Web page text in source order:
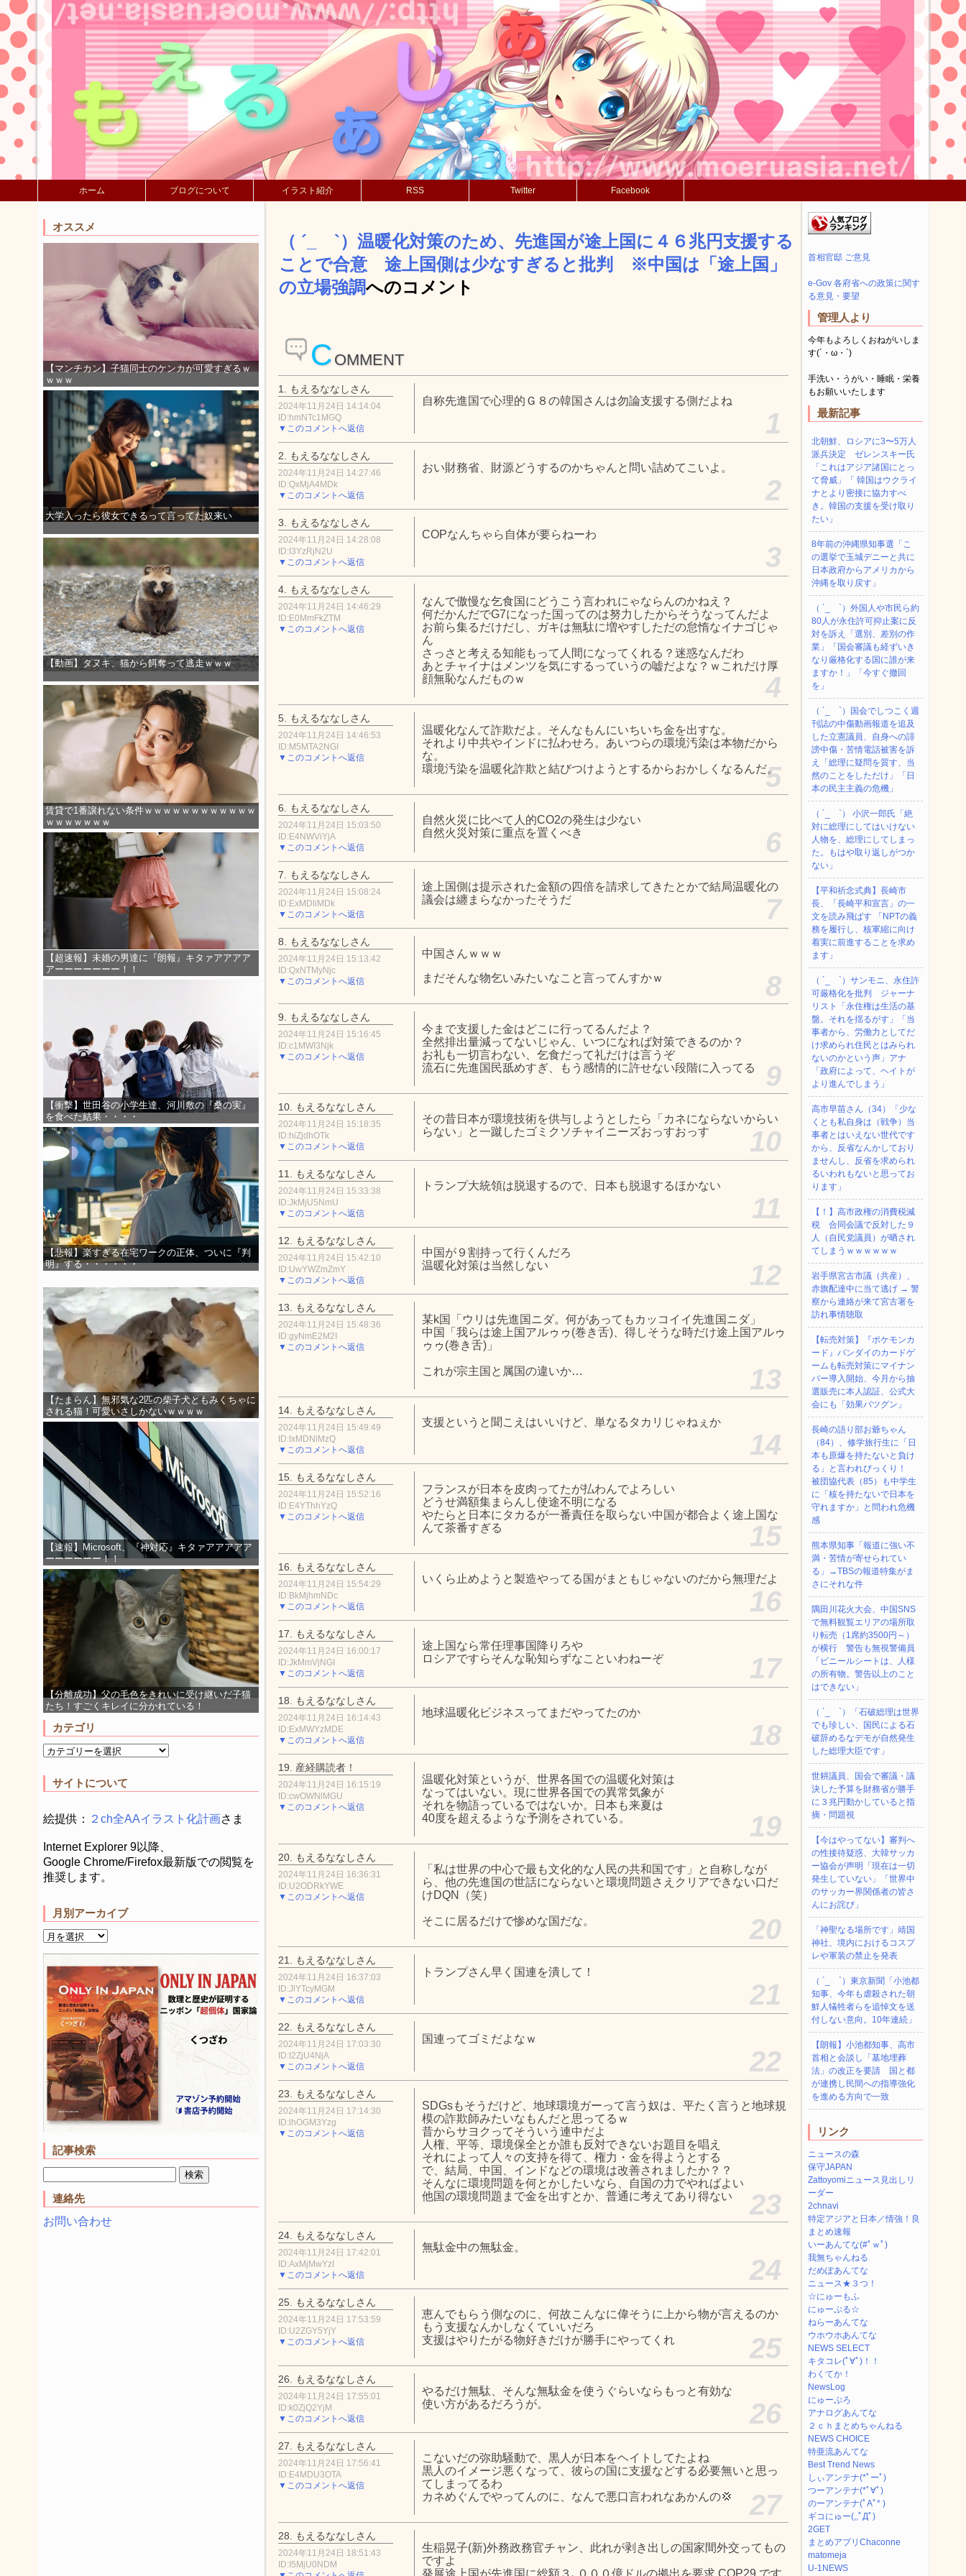
ホーム ブログについて イラスト紹介 RSS Twitter Facebook
オススメ
【マンチカン】子猫同士のケンカが可愛すぎるｗ
ｗｗｗ
大学入ったら彼女できるって言ってた奴来い
【動画】タヌキ、猫から餌奪って逃走ｗｗｗ
賃貸で1番譲れない条件ｗｗｗｗｗｗｗｗｗｗｗｗ
ｗｗｗｗｗｗｗ
【超速報】未婚の男達に『朗報』キタァアアアア
アーーーーーーー！！
【衝撃】世田谷の小学生達、河川敷の『桑の実』
を食べた結果・・・・
【悲報】楽すぎる在宅ワークの正体、ついに『判
明』する・・・・・・
【たまらん】無邪気な2匹の柴子犬ともみくちゃに
される猫！可愛いさしかないｗｗｗｗ
【速報】Microsoft、『神対応』キタァアアアアア
ーーーーーー！！
【分離成功】父の毛色をきれいに受け継いだ子猫
たち！すごくキレイに分かれている！
カテゴリ
サイトについて
絵提供： ２ch全AAイラスト化計画さま
Internet Explorer 9以降、
Google Chrome/Firefox最新版での閲覧を
推奨します。
月別アーカイブ
記事検索
連絡先
お問い合わせ
（ ´_ゝ`）温暖化対策のため、先進国が途上国に４６兆円支援する
ことで合意 途上国側は少なすぎると批判 ※中国は「途上国」
の立場強調へのコメント
C OMMENT
1. もえるななしさん
2024年11月24日 14:14:04
ID:hmNTc1MGQ
▼このコメントへ返信
自称先進国で心理的Ｇ８の韓国さんは勿論支援する側だよね
1
2. もえるななしさん
2024年11月24日 14:27:46
ID:QxMjA4MDk
▼このコメントへ返信
おい財務省、財源どうするのかちゃんと問い詰めてこいよ。
2
3. もえるななしさん
2024年11月24日 14:28:08
ID:I3YzRjN2U
▼このコメントへ返信
COPなんちゃら自体が要らねーわ
3
4. もえるななしさん
2024年11月24日 14:46:29
ID:E0MmFkZTM
▼このコメントへ返信
なんで傲慢な乞食国にどうこう言われにゃならんのかねえ？
何だかんだでG7になった国ってのは努力したからそうなってんだよ
お前ら集るだけだし、ガキは無駄に増やすしただの怠惰なイナゴじゃ
ん
さっさと考える知能もって人間になってくれる？迷惑なんだわ
あとチャイナはメンツを気にするっていうの嘘だよな？ｗこれだけ厚
顔無恥なんだものｗ
4
5. もえるななしさん
2024年11月24日 14:46:53
ID:M5MTA2NGI
▼このコメントへ返信
温暖化なんて詐欺だよ。そんなもんにいちいち金を出すな。
それより中共やインドに払わせろ。あいつらの環境汚染は本物だから
な。
環境汚染を温暖化詐欺と結びつけようとするからおかしくなるんだ。
5
6. もえるななしさん
2024年11月24日 15:03:50
ID:E4NWViYjA
▼このコメントへ返信
自然火災に比べて人的CO2の発生は少ない
自然火災対策に重点を置くべき
6
7. もえるななしさん
2024年11月24日 15:08:24
ID:ExMDliMDk
▼このコメントへ返信
途上国側は提示された金額の四倍を請求してきたとかで結局温暖化の
議会は纏まらなかったそうだ
7
8. もえるななしさん
2024年11月24日 15:13:42
ID:QxNTMyNjc
▼このコメントへ返信
中国さんｗｗｗ
まだそんな物乞いみたいなこと言ってんすかｗ
8
9. もえるななしさん
2024年11月24日 15:16:45
ID:c1MWI3Njk
▼このコメントへ返信
今まで支援した金はどこに行ってるんだよ？
全然排出量減ってないじゃん、いつになれば対策できるのか？
お礼も一切言わない、乞食だって礼だけは言うぞ
流石に先進国民舐めすぎ、もう感情的に許せない段階に入ってる
9
10. もえるななしさん
2024年11月24日 15:18:35
ID:hiZjdhOTk
▼このコメントへ返信
その昔日本が環境技術を供与しようとしたら「カネにならないからい
らない」と一蹴したゴミクソチャイニーズおっすおっす
10
11. もえるななしさん
2024年11月24日 15:33:38
ID:JkMjU5NmU
▼このコメントへ返信
トランプ大統領は脱退するので、日本も脱退するほかない
11
12. もえるななしさん
2024年11月24日 15:42:10
ID:UwYWZmZmY
▼このコメントへ返信
中国が９割持って行くんだろ
温暖化対策は当然しない
12
13. もえるななしさん
2024年11月24日 15:48:36
ID:gyNmE2M2I
▼このコメントへ返信
某k国「ウリは先進国ニダ。何があってもカッコイイ先進国ニダ」
中国「我らは途上国アルゥゥ(巻き舌)、得しそうな時だけ途上国アルゥ
ゥゥ(巻き舌)」
これが宗主国と属国の違いか… 13
14. もえるななしさん
2024年11月24日 15:49:49
ID:IxMDNlMzQ
▼このコメントへ返信
支援というと聞こえはいいけど、単なるタカリじゃねぇか
14
15. もえるななしさん
2024年11月24日 15:52:16
ID:E4YThhYzQ
▼このコメントへ返信
フランスが日本を皮肉ってたが払わんでよろしい
どうせ満額集まらんし使途不明になる
やたらと日本にタカるが一番責任を取らない中国が都合よく途上国な
んて茶番すぎる
15
16. もえるななしさん
2024年11月24日 15:54:29
ID:BkMjhmNDc
▼このコメントへ返信
いくら止めようと製造やってる国がまともじゃないのだから無理だよ
16
17. もえるななしさん
2024年11月24日 16:00:17
ID:JkMmVjNGI
▼このコメントへ返信
途上国なら常任理事国降りろや
ロシアですらそんな恥知らずなこといわねーぞ
17
18. もえるななしさん
2024年11月24日 16:14:43
ID:ExMWYzMDE
▼このコメントへ返信
地球温暖化ビジネスってまだやってたのか
18
19. 産経購読者！
2024年11月24日 16:15:19
ID:cwOWNlMGU
▼このコメントへ返信
温暖化対策というが、世界各国での温暖化対策は
なってはいない。現に世界各国での異常気象が
それを物語っているではないか。日本も来夏は
40度を超えるような予測をされている。
19
20. もえるななしさん
2024年11月24日 16:36:31
ID:U2ODRkYWE
▼このコメントへ返信
「私は世界の中心で最も文化的な人民の共和国です」と自称しなが
ら、他の先進国の世話にならないと環境問題さえクリアできない口だ
けDQN（笑）
そこに居るだけで惨めな国だな。 20
21. もえるななしさん
2024年11月24日 16:37:03
ID:JlYTcyMGM
▼このコメントへ返信
トランプさん早く国連を潰して！
21
22. もえるななしさん
2024年11月24日 17:03:30
ID:I2ZjU4NjA
▼このコメントへ返信
国連ってゴミだよなｗ
22
23. もえるななしさん
2024年11月24日 17:14:30
ID:lhOGM3Yzg
▼このコメントへ返信
SDGsもそうだけど、地球環境ガーって言う奴は、平たく言うと地球規
模の詐欺師みたいなもんだと思ってるｗ
昔からサヨクってそういう連中だよ
人権、平等、環境保全とか誰も反対できないお題目を唱え
それによって人々の支持を得て、権力・金を得ようとする
で、結局、中国、インドなどの環境は改善されましたか？？
そんなに環境問題を何とかしたいなら、自国の力でやればよい
他国の環境問題まで金を出すとか、普通に考えてあり得ない
23
24. もえるななしさん
2024年11月24日 17:42:01
ID:AxMjMwYzI
▼このコメントへ返信
無駄金中の無駄金。
24
25. もえるななしさん
2024年11月24日 17:53:59
ID:U2ZGY5YjY
▼このコメントへ返信
恵んでもらう側なのに、何故こんなに偉そうに上から物が言えるのか
もう支援なんかしなくていいだろ
支援はやりたがる物好きだけが勝手にやってくれ
25
26. もえるななしさん
2024年11月24日 17:55:01
ID:k0ZjQ2YjM
▼このコメントへ返信
やるだけ無駄、そんな無駄金を使うぐらいならもっと有効な
使い方があるだろうが。
26
27. もえるななしさん
2024年11月24日 17:56:41
ID:E4MDU3OTA
▼このコメントへ返信
こないだの弥助騒動で、黒人が日本をヘイトしてたよね
黒人のイメージ悪くなって、彼らの国に支援などする必要無いと思っ
てしまってるわ
カネめぐんでやってんのに、なんで悪口言われなあかんの💢
27
28. もえるななしさん
2024年11月24日 18:51:43
ID:I5MjU0NDM
生稲晃子(新)外務政務官チャン、此れが剥き出しの国家間外交ってもの
ですよ
発展途上国が先進国に総額３､０００億ドルの拠出を要求 COP29.です
首相官邸 ご意見
e-Gov 各府省への政策に関す
る意見・要望
管理人より
今年もよろしくおねがいしま
す(´・ω・`)
手洗い・うがい・睡眠・栄養
もお願いいたします
最新記事
北朝鮮、ロシアに3〜5万人
派兵決定 ゼレンスキー氏
「これはアジア諸国にとっ
て脅威」「 韓国はウクライ
ナとより密接に協力すべ
き。韓国の支援を受け取り
たい」
8年前の沖縄県知事選「こ
の選挙で玉城デニーと共に
日本政府からアメリカから
沖縄を取り戻す」
（ ´_ゝ`）外国人や市民ら約
80人が永住許可抑止案に反
対を訴え「選別、差別の作
業」「国会審議も経ずいき
なり厳格化する国に誰が来
ますか！」「今すぐ撤回
を」
（ ´_ゝ`）国会でしつこく週
刊誌の中傷動画報道を追及
した立憲議員、自身への誹
謗中傷・苦情電話被害を訴
え「総理に疑問を質す、当
然のことをしただけ」「日
本の民主主義の危機」
（ ´_ゝ`） 小沢一郎氏「絶
対に総理にしてはいけない
人物を、総理にしてしまっ
た。もはや取り返しがつか
ない」
【平和祈念式典】長崎市
長、「長崎平和宣言」の一
文を読み飛ばす 「NPTの義
務を履行し、核軍縮に向け
着実に前進することを求め
ます」
（ ´_ゝ`）サンモニ、永住許
可厳格化を批判 ジャーナ
リスト「永住権は生活の基
盤。それを揺るがす」「当
事者から、労働力としてだ
け求められ住民とはみられ
ないのかという声」アナ
「政府によって、ヘイトが
より進んでしまう」
高市早苗さん（34）「少な
くとも私自身は（戦争）当
事者とはいえない世代です
から、反省なんかしており
ませんし、反省を求められ
るいわれもないと思ってお
ります」
【！】高市政権の消費税減
税 合同会議で反対した９
人（自民党議員）が晒され
てしまうｗｗｗｗｗｗ
岩手県宮古市議（共産）、
赤旗配達中に当て逃げ → 警
察から連絡が来て宮古署を
訪れ事情聴取
【転売対策】『ポケモンカ
ード』バンダイのカードゲ
ームも転売対策にマイナン
バー導入開始、今月から抽
選販売に本人認証、公式大
会にも「効果バツグン」
長崎の語り部お爺ちゃん
（84）、修学旅行生に「日
本も原爆を持たないと負け
る」と言われびっくり！
被団協代表（85）も中学生
に「核を持たないで日本を
守れますか」と問われ危機
感
熊本県知事「報道に強い不
満・苦情が寄せられてい
る」→TBSの報道特集がま
さにそれな件
隅田川花火大会、中国SNS
で無料観覧エリアの場所取
り転売（1席約3500円～）
が横行 警告も無視警備員
「ビニールシートは、人様
の所有物。警告以上のこと
はできない」
（ ´_ゝ`）「石破総理は世界
でも珍しい、国民による石
破辞めるなデモが自然発生
した総理大臣です」
世耕議員、国会で審議・議
決した予算を財務省が勝手
に３兆円動かしていると指
摘・問題視
【今はやってない】審判へ
の性接待疑惑、大韓サッカ
ー協会が声明「現在は一切
発生していない」「世界中
のサッカー界関係者の皆さ
んにお詫び」
「神聖なる場所です」靖国
神社、境内におけるコスプ
レや軍装の禁止を発表
（ ´_ゝ`）東京新聞「小池都
知事、今年も虐殺された朝
鮮人犠牲者らを追悼文を送
付しない意向。10年連続」
【朗報】小池都知事、高市
首相と会談し「墓地埋葬
法」の改正を要請 国と都
が連携し民間への指導強化
を進める方向で一致
リンク
ニュースの森
保守JAPAN
Zattoyomiニュース見出しリ
ーダー
2chnavi
特定アジアと日本／情強！良
まとめ速報
いーあんてな(#ﾟｗﾟ)
我無ちゃんねる
だめぽあんてな
ニュース★３つ！
☆にゅーもふ
にゅーぷる☆
ねらーあんてな
ウホウホあんてな
NEWS SELECT
キタコレ(ﾟ∀ﾟ)！！
わくてか！
NewsLog
にゅーぷろ
アナログあんてな
２ｃｈまとめちゃんねる
NEWS CHOICE
特亜流あんてな
Best Trend News
しぃアンテナ(*ﾟーﾟ)
つーアンテナ(*ﾟ∀ﾟ)
のーアンテナ(ﾟAﾟ* )
ギコにゅー(,,ﾟДﾟ)
2GET
まとめアプリChaconne
matomeja
U-1NEWS